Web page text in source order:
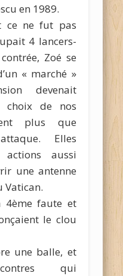
en 1989.
ce ne fut pas
4 lancers-
Zoé se
« marché »
devenait
choix de nos
plus que
Elles
actions aussi
une antenne
Vatican.
4ème faute et
le clou
une balle, et
qui